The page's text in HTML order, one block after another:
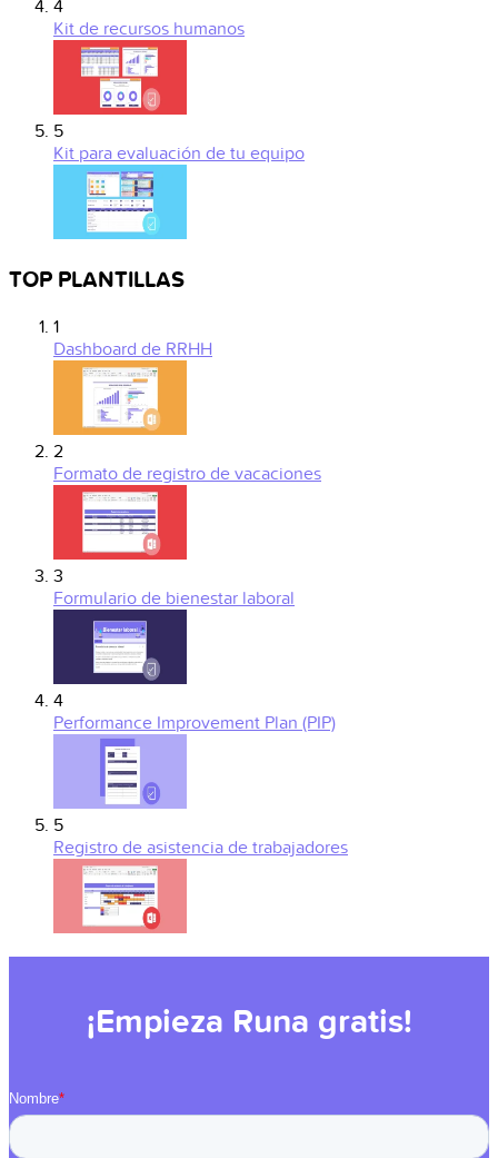
4
Kit de recursos humanos
5
Kit para evaluación de tu equipo
TOP PLANTILLAS
1
Dashboard de RRHH
2
Formato de registro de vacaciones
3
Formulario de bienestar laboral
4
Performance Improvement Plan (PIP)
5
Registro de asistencia de trabajadores
¡Empieza Runa gratis!